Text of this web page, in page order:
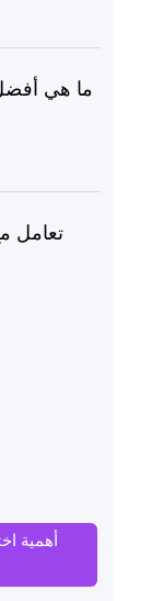
ما هي
تعامل
أهمية